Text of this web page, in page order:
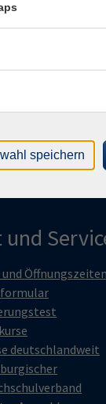
GmbH
notwendig.
gelten die
Öffnungszeiten
deutschlandweit
speichern